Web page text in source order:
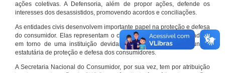
ações coletivas. A Defensoria, além de propor ações, defende os
interesses dos desassistidos, promovendo acordos e conciliações.
As entidades civis desenvolvem importante papel na proteção e defesa
do consumidor. Elas representam o conjunto organizado de cidadãos
em torno de uma instituição devidamente registrada e com função
estatutária de proteção e defesa dos consumidores.
A Secretaria Nacional do Consumidor, por sua vez, tem por atribuição